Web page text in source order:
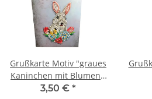
Grußkarte Motiv "graues
Kaninchen mit Blumen",
Schriftzug "Frohe
3,50 € *